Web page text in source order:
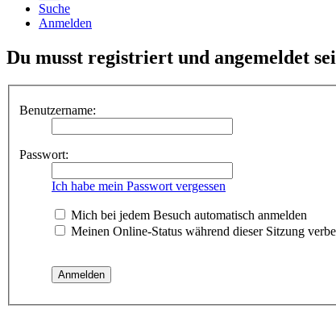
Suche
Anmelden
Du musst registriert und angemeldet
Benutzername:
Passwort:
Ich habe mein Passwort vergessen
Mich bei jedem Besuch automatisch anmelden
Meinen Online-Status während dieser Sitzung